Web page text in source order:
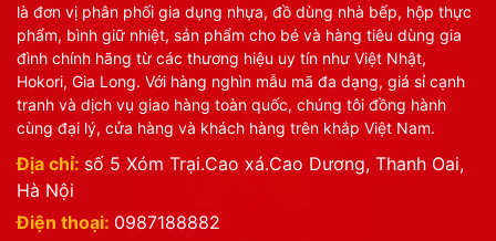
là đơn vị phân phối gia dụng nhựa, đồ dùng nhà bếp, hộp thực
phẩm, bình giữ nhiệt, sản phẩm cho bé và hàng tiêu dùng gia
đình chính hãng từ các thương hiệu uy tín như Việt Nhật,
Hokori, Gia Long. Với hàng nghìn mẫu mã đa dạng, giá sỉ cạnh
tranh và dịch vụ giao hàng toàn quốc, chúng tôi đồng hành
cùng đại lý, cửa hàng và khách hàng trên khắp Việt Nam.
Địa chỉ: số 5 Xóm Trại.Cao xá.Cao Dương, Thanh Oai,
Hà Nội
Điện thoại: 0987188882